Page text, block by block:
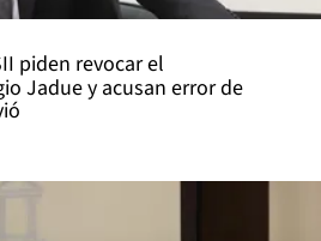
piden revocar el
Jadue y acusan error de